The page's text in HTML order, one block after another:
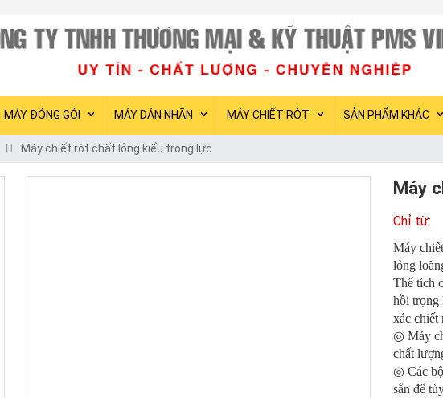
MÁY ĐÓNG GÓI MÁY DÁN NHÃN MÁY CHIẾT RÓT SẢN PHẨM KHÁC
Máy chiết rót chất lỏng kiểu trọng lực
Máy
Máy
lỏng
Thể tích
hồi trọng
xác chiết
◎ Máy
chất
◎ Các
sẵn để